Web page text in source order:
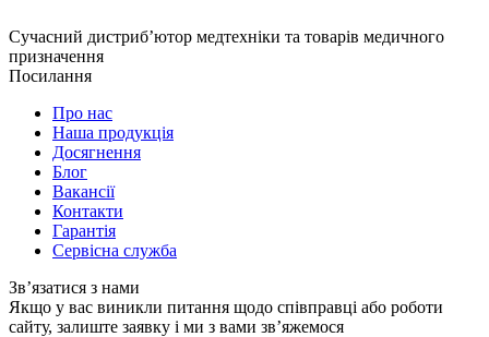
Сучасний дистриб’ютор медтехніки та товарів медичного
призначення
Посилання
Про нас
Наша продукція
Досягнення
Блог
Вакансії
Контакти
Гарантія
Сервісна служба
Зв’язатися з нами
Якщо у вас виникли питання щодо співправці або роботи
сайту, залиште заявку і ми з вами зв’яжемося